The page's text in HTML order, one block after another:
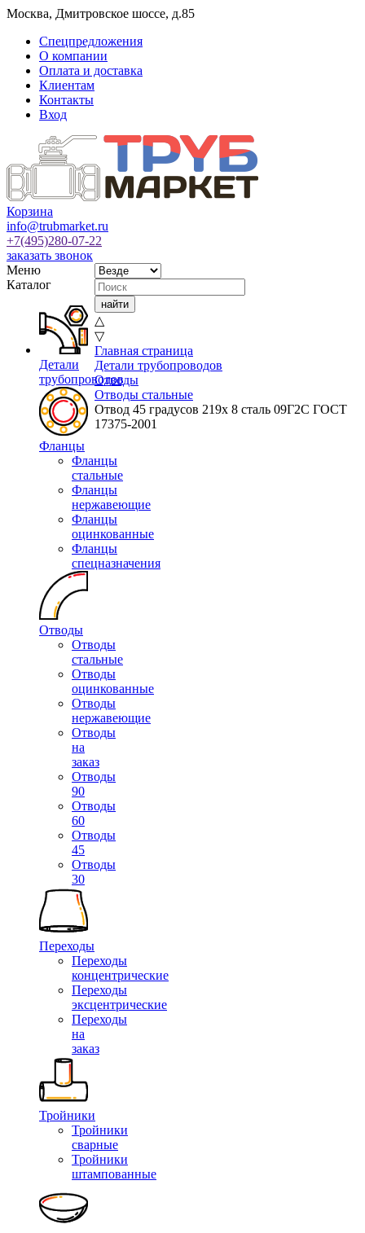
Москва, Дмитровское шоссе, д.85
Спецпредложения
О компании
Оплата и доставка
Клиентам
Контакты
Вход
Корзина
info@trubmarket.ru
+7(495)280-07-22
заказать звонок
Меню
Каталог
Детали
трубопроводов
Фланцы
Фланцы
стальные
Фланцы
нержавеющие
Фланцы
оцинкованные
Фланцы
спецназначения
Отводы
Отводы
стальные
Отводы
оцинкованные
Отводы
нержавеющие
Отводы
на
заказ
Отводы
90
Отводы
60
Отводы
45
Отводы
30
Переходы
Переходы
концентрические
Переходы
эксцентрические
Переходы
на
заказ
Тройники
Тройники
сварные
Тройники
штампованные
△
▽
Главная страница
Детали трубопроводов
Отводы
Отводы стальные
Отвод 45 градусов 219х 8 сталь 09Г2С ГОСТ
17375-2001